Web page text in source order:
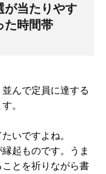
が当たりやす
た時間帯
んで定員に達する
。
いですよね。
起ものです。うま
とを祈りながら書